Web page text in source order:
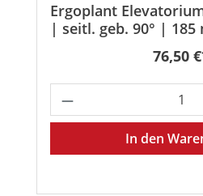
Ergoplant
| seitl. geb. 90° | 185
76,50
Produkt Anzahl:
In den